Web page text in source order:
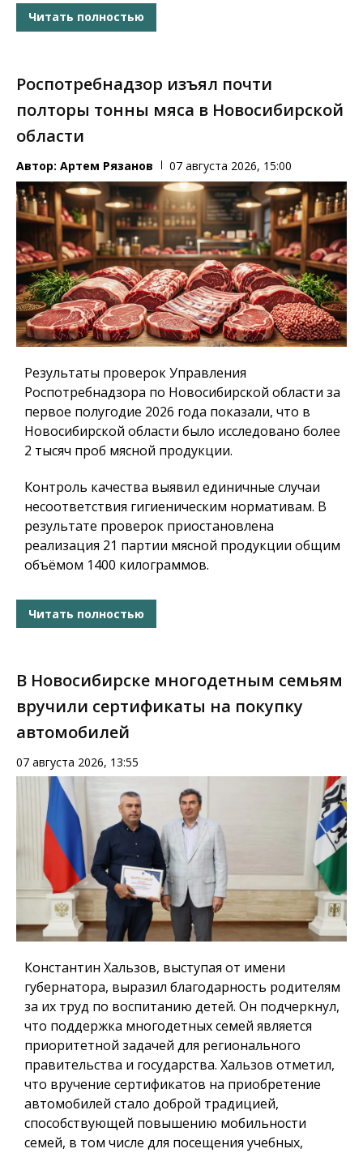
Читать полностью
Роспотребнадзор изъял почти
полторы тонны мяса в Новосибирской
области
Автор: Артем Рязанов 07 августа 2026, 15:00
Результаты проверок Управления
Роспотребнадзора по Новосибирской области за
первое полугодие 2026 года показали, что в
Новосибирской области было исследовано более
2 тысяч проб мясной продукции.
Контроль качества выявил единичные случаи
несоответствия гигиеническим нормативам. В
результате проверок приостановлена
реализация 21 партии мясной продукции общим
объёмом 1400 килограммов.
Читать полностью
В Новосибирске многодетным семьям
вручили сертификаты на покупку
автомобилей
07 августа 2026, 13:55
Константин Хальзов, выступая от имени
губернатора, выразил благодарность родителям
за их труд по воспитанию детей. Он подчеркнул,
что поддержка многодетных семей является
приоритетной задачей для регионального
правительства и государства. Хальзов отметил,
что вручение сертификатов на приобретение
автомобилей стало доброй традицией,
способствующей повышению мобильности
семей, в том числе для посещения учебных,